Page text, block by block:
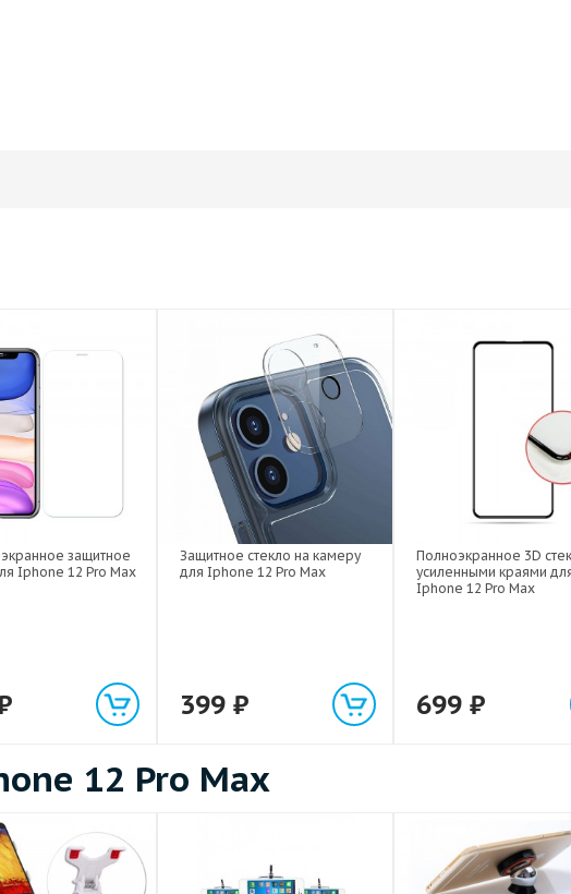
защитное
Iphone 12 Pro Max
Защитное стекло на камеру
для Iphone 12 Pro Max
399 ₽
Полноэкранное 3D
усиленными краями
Iphone 12 Pro Max
699₽
12 Pro Max